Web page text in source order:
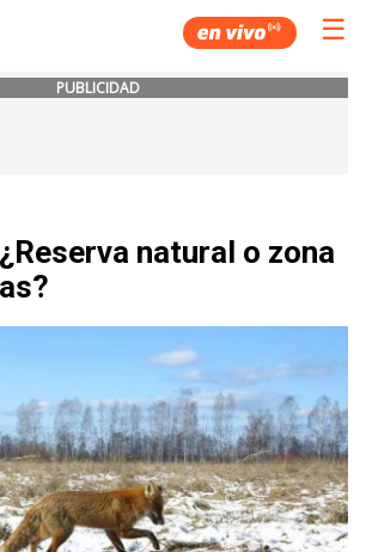
☰
PUBLICIDAD
natural o zona